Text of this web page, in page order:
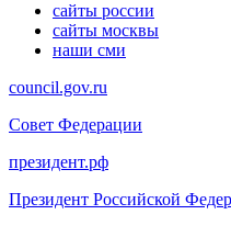
сайты россии
сайты москвы
наши сми
council.gov.ru
Совет Федерации
президент.рф
Президент Российской